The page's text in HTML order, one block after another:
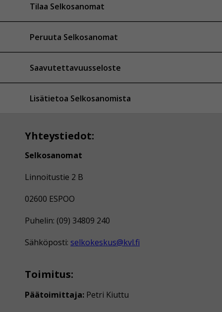
Tilaa Selkosanomat
Peruuta Selkosanomat
Saavutettavuusseloste
Lisätietoa Selkosanomista
Yhteystiedot:
Selkosanomat
Linnoitustie 2 B
02600 ESPOO
Puhelin: (09) 34809 240
Sähköposti: selkokeskus@kvl.fi
Toimitus:
Päätoimittaja: Petri Kiuttu